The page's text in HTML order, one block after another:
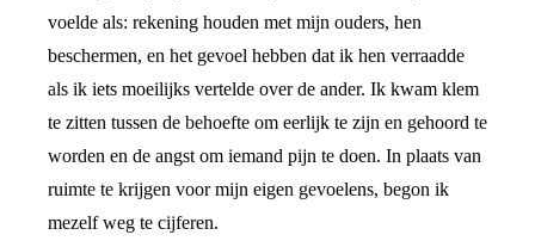
voelde als: rekening houden met mijn ouders, hen
beschermen, en het gevoel hebben dat ik hen verraadde
als ik iets moeilijks vertelde over de ander. Ik kwam klem
te zitten tussen de behoefte om eerlijk te zijn en gehoord te
worden en de angst om iemand pijn te doen. In plaats van
ruimte te krijgen voor mijn eigen gevoelens, begon ik
mezelf weg te cijferen.